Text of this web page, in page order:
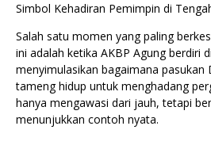
Simbol Kehadiran Pemimpin di
Salah satu momen yang paling
ini adalah ketika AKBP Agung berdiri
menyimulasikan bagaimana
tameng hidup untuk menghadang
hanya mengawasi dari jauh, tetapi
menunjukkan contoh nyata.